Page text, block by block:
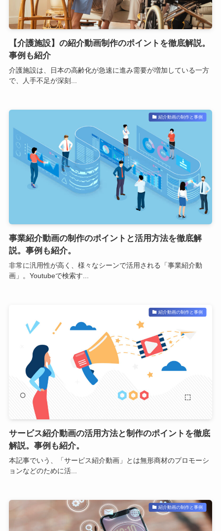
【介護施設】の紹介動画制作のポイントを徹底解説。
事例も紹介
介護施設は、日本の高齢化が急速に進み需要が増加している一方
で、人手不足が深刻...
紹介動画の制作と事例
事業紹介動画の制作のポイントと活用方法を徹底解
説。事例も紹介。
非常に汎用性が高く、様々なシーンで活用される「事業紹介動
画」。Youtubeで検索す...
紹介動画の制作と事例
サービス紹介動画の活用方法と制作のポイントを徹底
解説。事例も紹介。
本記事でいう、「サービス紹介動画」とは無形商材のプロモーシ
ョンなどのために活...
紹介動画の制作と事例